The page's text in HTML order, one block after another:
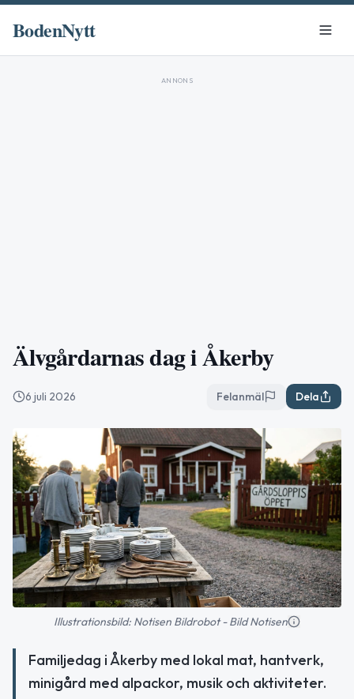
BodenNytt
ANNONS
Älvgårdarnas dag i Åkerby
6 juli 2026 Felanmäl Dela
Illustrationsbild: Notisen Bildrobot - Bild Notisen
Familjedag i Åkerby med lokal mat, hantverk,
minigård med alpackor, musik och aktiviteter.